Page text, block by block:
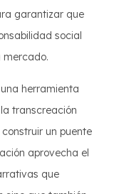
garantizar que
social
mercado.
herramienta
transcreación
un puente
aprovecha el
que